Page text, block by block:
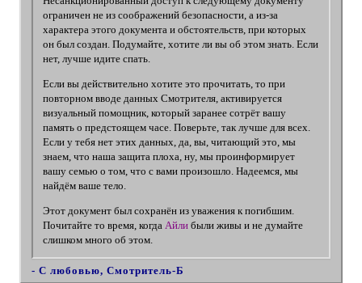
ограничен не из соображений безопасности, а из-за
характера этого документа и обстоятельств, при которых
он был создан. Подумайте, хотите ли вы об этом знать. Если
нет, лучше идите спать.
Если вы действительно хотите это прочитать, то при
повторном вводе данных Смотрителя, активируется
визуальный помощник, который заранее сотрёт вашу
память о предстоящем часе. Поверьте, так лучше для всех.
Если у тебя нет этих данных, да, вы, читающий это, мы
знаем, что наша защита плоха, ну, мы проинформирует
вашу семью о том, что с вами произошло. Надеемся, мы
найдём ваше тело.
Этот документ был сохранён из уважения к погибшим.
Почитайте то время, когда Айли были живы и не думайте
слишком много об этом.
- С любовью, Смотритель-Б